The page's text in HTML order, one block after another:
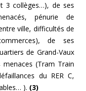
3 collèges…), de ses
pénurie de
ville, difficultés de
de ses
de Grand-Vaux
(Tram Train
du RER C,
). (3)